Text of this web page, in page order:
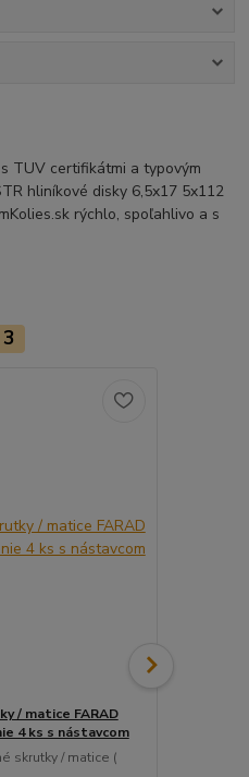
TUV certifikátmi a typovým
hliníkové disky 6,5x17 5x112
rýchlo, spoľahlivo a s
3
/ matice FARAD
4 ks s nástavcom
skrutky / matice (